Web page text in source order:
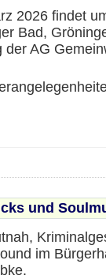
2026 findet
Bad,
der AG
und
im